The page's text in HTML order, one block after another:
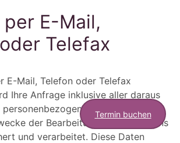
Kontakt & Terminanfrage
E-Mail,
Telefax
E-Mail, Telefon oder Telefax
Ihre Anfrage inklusive aller daraus
Daten (Name,
der Bearbeitung Ihres Anliegens
und verarbeitet. Diese Daten
Termin buchen